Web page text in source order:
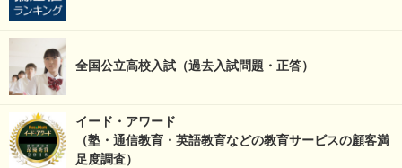
全国公立高校入試（過去入試問題・正答）
イード・アワード
（塾・通信教育・英語教育などの教育サービスの顧客満
足度調査）